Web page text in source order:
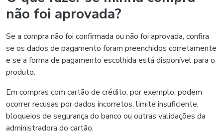
não foi aprovada?
Se a compra não foi confirmada ou não foi aprovada, confira
se os dados de pagamento foram preenchidos corretamente
e se a forma de pagamento escolhida está disponível para o
produto.
Em compras com cartão de crédito, por exemplo, podem
ocorrer recusas por dados incorretos, limite insuficiente,
bloqueios de segurança do banco ou outras validações da
administradora do cartão.